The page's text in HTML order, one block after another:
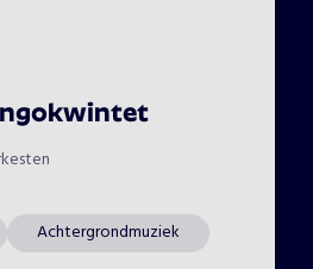
Achtergrondmuziek